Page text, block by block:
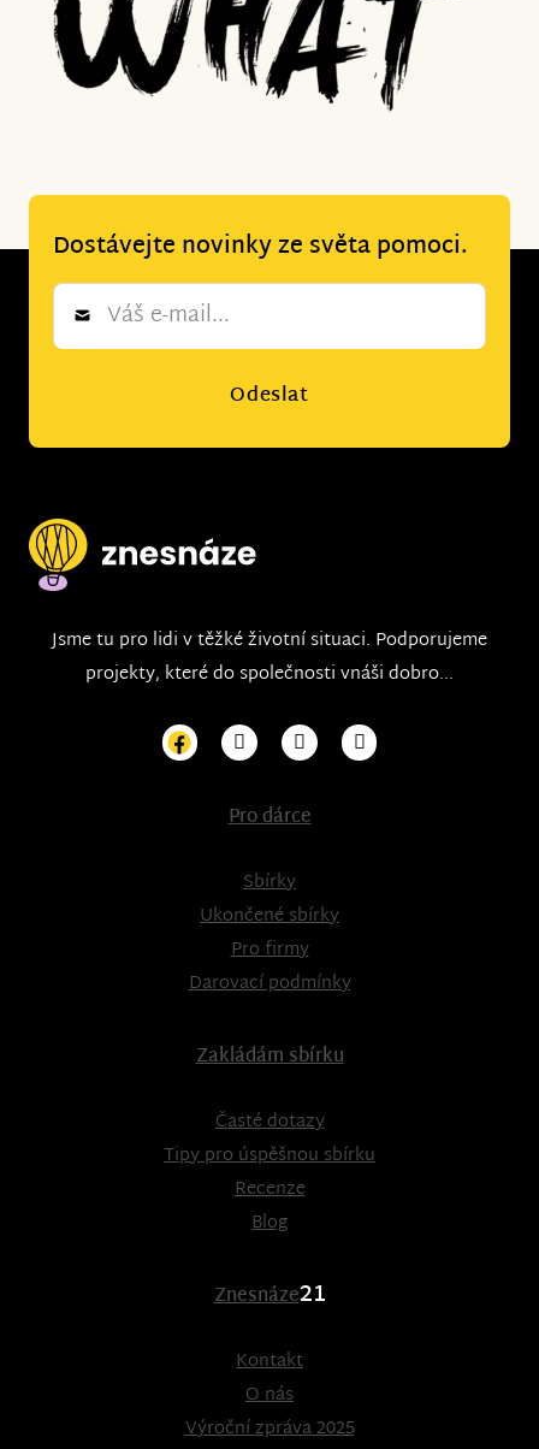
Dostávejte novinky ze světa pomoci.
Newsletter
Odeslat
Jsme tu pro lidi v těžké životní situaci. Podporujeme
projekty, které do společnosti vnáši dobro...
Pro dárce
Sbírky
Ukončené sbírky
Pro firmy
Darovací podmínky
Zakládám sbírku
Časté dotazy
Tipy pro úspěšnou sbírku
Recenze
Blog
Znesnáze21
Kontakt
O nás
Výroční zpráva 2025